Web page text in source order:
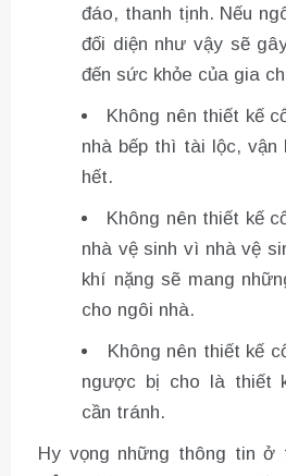
đáo, thanh tịnh. Nếu
đối diện như vậy sẽ
đến sức khỏe của gia
Không nên thiết kế
nhà bếp thì tài lộc, vận
hết.
Không nên thiết kế
nhà vệ sinh vì nhà vệ
khí nặng sẽ mang
cho ngôi nhà.
Không nên thiết kế
ngược bị cho là thiết
cần tránh.
Hy vọng những thông tin ở